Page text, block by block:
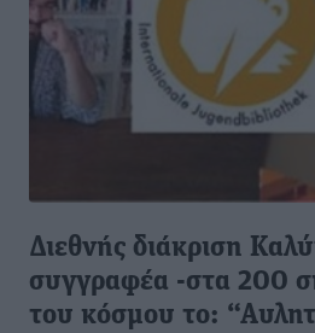
Διεθνής διάκριση
συγγραφέα -στα 200
του κόσμου το: